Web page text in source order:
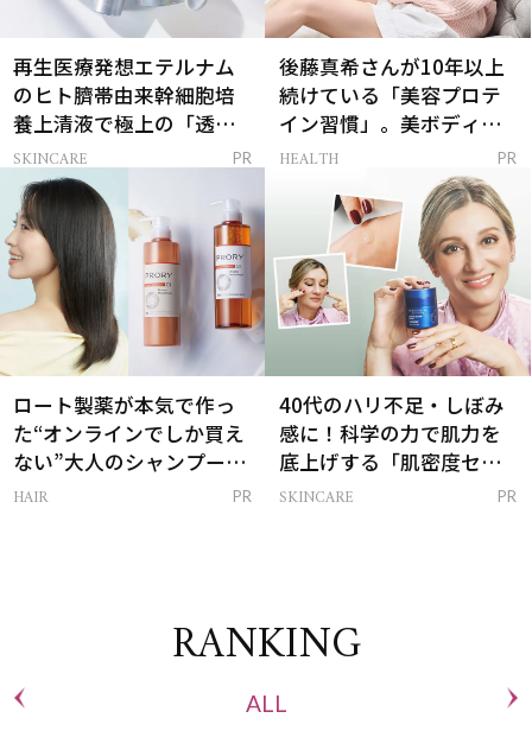
再生医療発想エテルナム
のヒト臍帯由来幹細胞培
養上清液で極上の「透明
感ハリ肌」へ
SKINCARE PR
後藤真希さんが10年以上
続けている「美容プロテ
イン習慣」。美ボディを
支える朝ルーティンと
HEALTH PR
ロート製薬が本気で作っ
た“オンラインでしか買え
ない”大人のシャンプー＆
トリートメントって？
HAIR PR
40代のハリ不足・しぼみ
感に！科学の力で肌力を
底上げする「肌密度セラ
ム」
SKINCARE PR
RANKING
ALL